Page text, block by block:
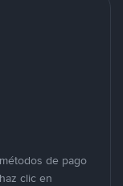
de pago
clic en